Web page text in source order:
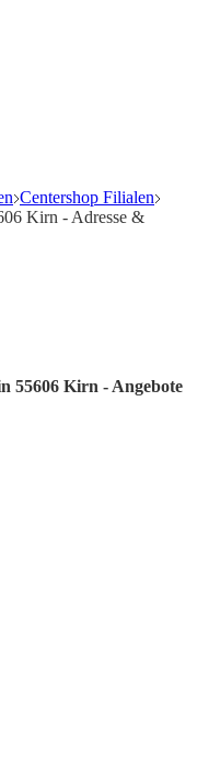
Centershop Filialen
Kirn - Adresse &
55606 Kirn - Angebote